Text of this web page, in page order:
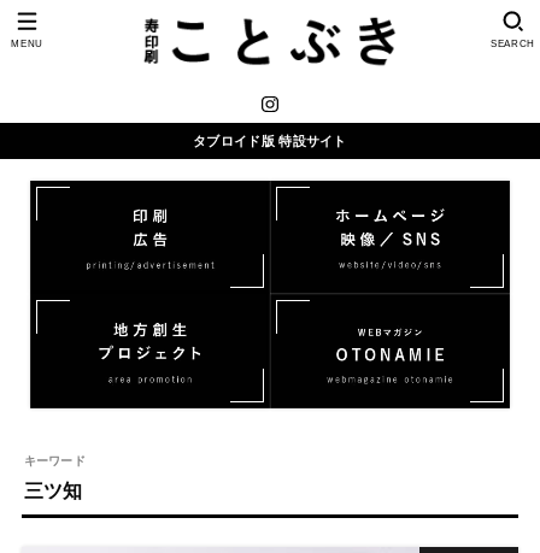
SEARCH
MENU
タブロイド版 特設サイト
キーワード
三ツ知